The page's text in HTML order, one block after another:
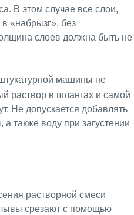
В этом случае все слои,
«набрызг», без
слоев должна быть не
машины не
раствор в шлангах и самой
Не допускается добавлять
также воду при загустении
растворной смеси
срезают с помощью